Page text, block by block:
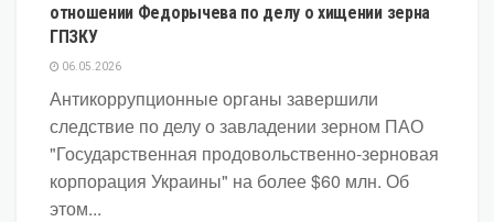
отношении Федорычева по делу о хищении зерна
ГПЗКУ
06.05.2026
Антикоррупционные органы завершили
следствие по делу о завладении зерном ПАО
"Государственная продовольственно-зерновая
корпорация Украины" на более $60 млн. Об
этом...